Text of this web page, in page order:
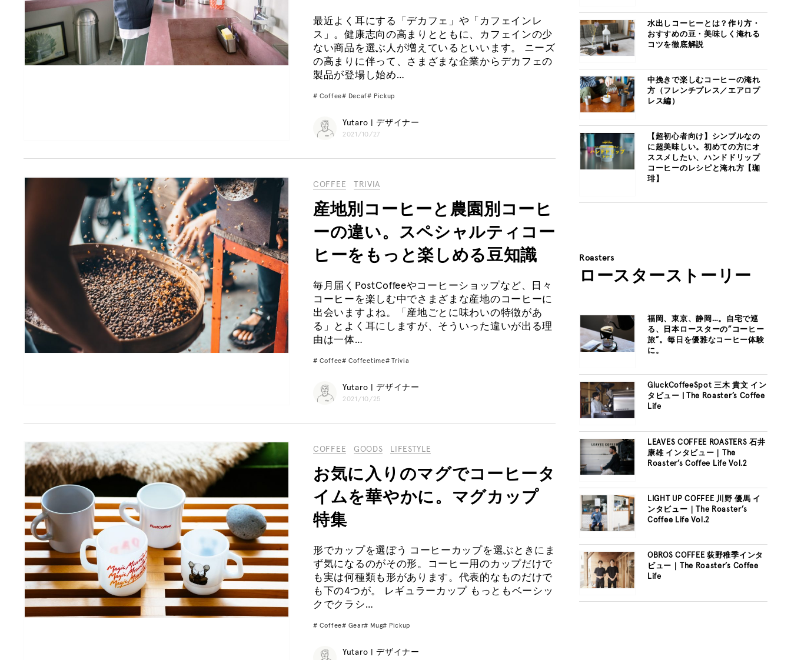
最近よく耳にする「デカフェ」や「カフェインレ
ス」。健康志向の高まりとともに、カフェインの少
ない商品を選ぶ人が増えているといいます。 ニーズ
の高まりに伴って、さまざまな企業からデカフェの
製品が登場し始め…
Coffee Decaf Pickup
Yutaro | デザイナー
2021/10/27
COFFEE TRIVIA
産地別コーヒーと農園別コーヒ
ーの違い。スペシャルティコー
ヒーをもっと楽しめる豆知識
毎月届くPostCoffeeやコーヒーショップなど、日々
コーヒーを楽しむ中でさまざまな産地のコーヒーに
出会いますよね。「産地ごとに味わいの特徴があ
る」とよく耳にしますが、そういった違いが出る理
由は一体…
Coffee Coffeetime Trivia
Yutaro | デザイナー
2021/10/25
COFFEE GOODS LIFESTYLE
お気に入りのマグでコーヒータ
イムを華やかに。マグカップ
特集
形でカップを選ぼう コーヒーカップを選ぶときにま
ず気になるのがその形。コーヒー用のカップだけで
も実は何種類も形があります。代表的なものだけで
も下の4つが。 レギュラーカップ もっともベーシッ
クでクラシ…
Coffee Gear Mug Pickup
Yutaro | デザイナー
水出しコーヒーとは？作り方・
おすすめの豆・美味しく淹れる
コツを徹底解説
中挽きで楽しむコーヒーの淹れ
方（フレンチプレス／エアロプ
レス編）
【超初心者向け】シンプルなの
に超美味しい。初めての方にオ
ススメしたい、ハンドドリップ
コーヒーのレシピと淹れ方【珈
琲】
Roasters
ロースターストーリー
福岡、東京、静岡…。自宅で巡
る、日本ロースターの”コーヒー
旅”。毎日を優雅なコーヒー体験
に。
GluckCoffeeSpot 三木 貴文 イン
タビュー | The Roaster’s Coffee
Life
LEAVES COFFEE ROASTERS 石井
康雄 インタビュー｜The
Roaster’s Coffee Life Vol.2
LIGHT UP COFFEE 川野 優馬 イ
ンタビュー｜The Roaster’s
Coffee Life Vol.2
OBROS COFFEE 荻野稚季インタ
ビュー｜The Roaster’s Coffee
Life